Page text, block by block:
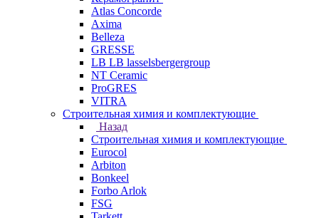
Atlas Concorde
Axima
Belleza
GRESSE
LB LB lasselsbergergroup
NT Ceramic
ProGRES
VITRA
Строительная химия и комплектующие
Назад
Строительная химия и комплектующие
Eurocol
Arbiton
Bonkeel
Forbo Arlok
FSG